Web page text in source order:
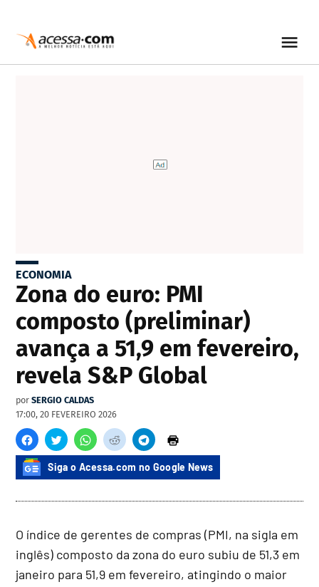
ECONOMIA
Zona do euro: PMI
composto (preliminar)
avança a 51,9 em fevereiro,
revela S&P Global
por SERGIO CALDAS
17:00, 20 FEVEREIRO 2026
Siga o Acessa.com no Google News
O índice de gerentes de compras (PMI, na sigla em
inglês) composto da zona do euro subiu de 51,3 em
janeiro para 51,9 em fevereiro, atingindo o maior